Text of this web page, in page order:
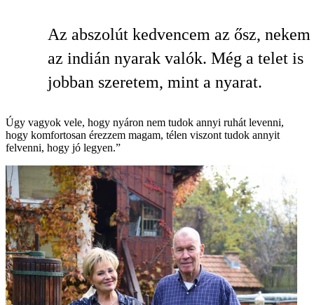
Az abszolút kedvencem az ősz,
az indián nyarak valók. Még a telet is
jobban szeretem, mint a nyarat.
Úgy vagyok vele, hogy nyáron nem tudok annyi ruhát levenni,
hogy komfortosan érezzem magam, télen viszont tudok annyit
felvenni, hogy jó legyen.”